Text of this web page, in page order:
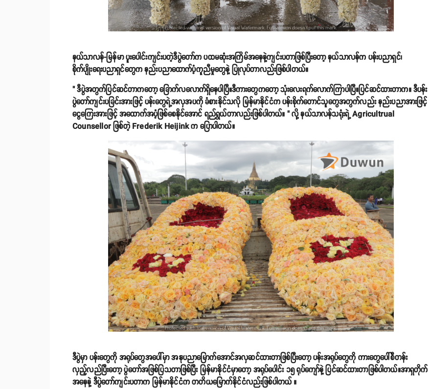
နယ်သာလန်-မြန်မာ ပူးပေါင်းကျင်းပတဲ့ဒီပွဲတော်က ပထမဆုံးအကြိမ်အနေနဲ့ကျင်းပတာဖြစ်ပြီးတော့ နယ်သာလန်က ပန်းပညာရှင်၊
စိုက်ပျိုးရေးပညာရှင်တွေက နည်းပညာထောက်ပံ့ကူညီမှုတွေနဲ့ ပြုလုပ်တာလည်းဖြစ်ပါတယ်။
" ဒီပွဲအတွက်ပြင်ဆင်တာကတော့ ခြောက်လလောက်ရှိနေပါပြီ။ဒီကားတွေကတော့ သုံးလေးရက်လောက်ကြာပါပြီ။ပြင်ဆင်ထားတာက။ ဒီပန်း
ပွဲတော်ကျင်းပခြင်းအားဖြင့် ပန်းတွေရဲ့အလှအပကို ခံစားနိုင်သလို မြန်မာနိုင်ငံက ပန်းစိုက်တောင်သူတွေအတွက်လည်း နည်းပညာအားဖြင့်
ငွေကြေးအားဖြင့် အထောက်အပံ့ဖြစ်စေနိုင်အောင် ရည်ရွယ်တာလည်းဖြစ်ပါတယ်။ " လို့ နယ်သာလန်သရုံးရဲ့ Agricultrual
Counsellor ဖြစ်တဲ့ Frederik Heijink က ပြောပါတယ်။
ဒီပွဲမှာ ပန်းတွေကို အရုပ်တွေအပေါ်မှာ အနုပညာမြောက်အောင်အလှဆင်ထားတာဖြစ်ပြီးတော့ ပန်းအရုပ်တွေကို ကားတွေပေါ်စီတန်း
လှည့်လည်ပြီးတော့ ပွဲတော်အဖြစ်ပြသတာဖြစ်ပြီး မြန်မာနိုင်ငံမှာတော့ အရုပ်ပေါင်း ၁၅ ရုပ်ကျော်နဲ့ ပြင်ဆင်ထားတာဖြစ်ပါတယ်။အာရှတိုက်
အနေနဲ့ ဒီပွဲတော်ကျင်းပတာက မြန်မာနိုင်ငံက တတိယမြောက်နိုင်ငံလည်းဖြစ်ပါတယ် ။